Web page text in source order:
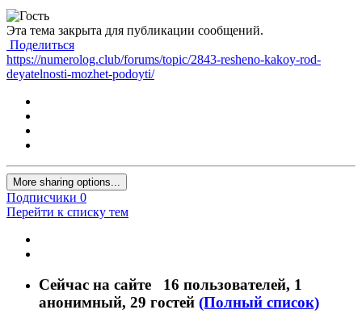
Эта тема закрыта для публикации сообщений.
Поделиться
https://numerolog.club/forums/topic/2843-resheno-kakoy-rod-
deyatelnosti-mozhet-podoyti/
More sharing options...
Подписчики 0
Перейти к списку тем
Сейчас на сайте 16 пользователей, 1
анонимный, 29 гостей (Полный список)